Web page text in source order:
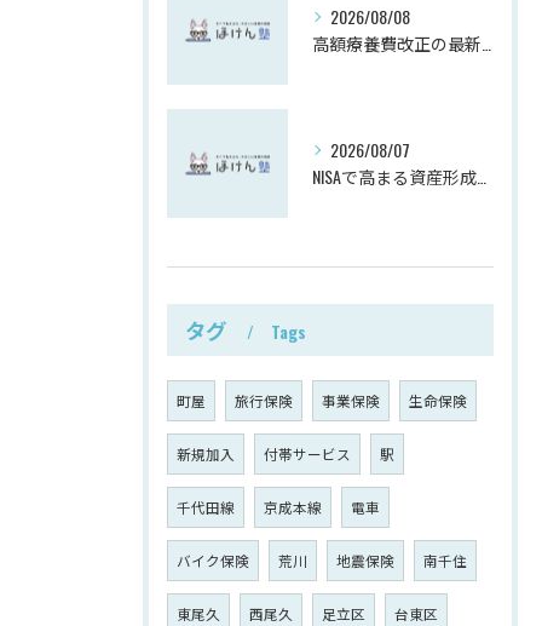
2026/08/08
2026/08/07
タグ Tags
町屋 旅行保険 事業保険 生命保険
新規加入 付帯サービス 駅
千代田線 京成本線 電車
バイク保険 荒川 地震保険 南千住
東尾久 西尾久 足立区 台東区